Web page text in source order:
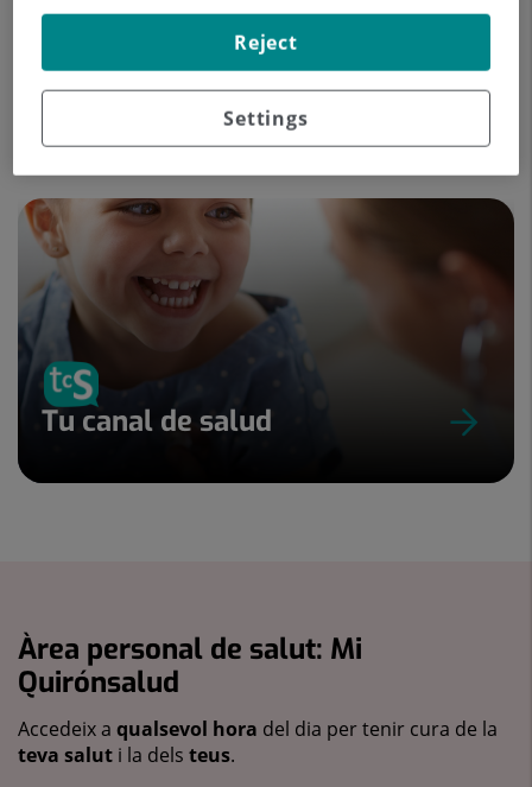
Els nostres blogs
Tu canal de salud
Àrea personal de salut: Mi
Quirónsalud
Accedeix a qualsevol hora del dia per tenir cura de la
teva salut i la dels teus.
Settings
Reject